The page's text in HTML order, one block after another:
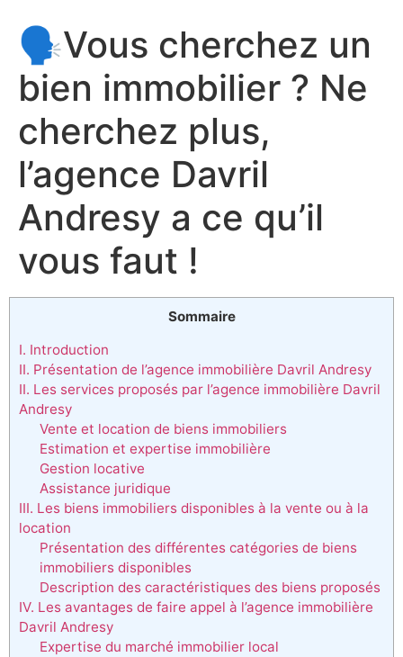
🗣Vous cherchez un
bien immobilier ? Ne
cherchez plus,
l’agence Davril
Andresy a ce qu’il
vous faut !
Sommaire
I. Introduction
II. Présentation de l’agence immobilière Davril Andresy
II. Les services proposés par l’agence immobilière Davril
Andresy
Vente et location de biens immobiliers
Estimation et expertise immobilière
Gestion locative
Assistance juridique
III. Les biens immobiliers disponibles à la vente ou à la
location
Présentation des différentes catégories de biens
immobiliers disponibles
Description des caractéristiques des biens proposés
IV. Les avantages de faire appel à l’agence immobilière
Davril Andresy
Expertise du marché immobilier local